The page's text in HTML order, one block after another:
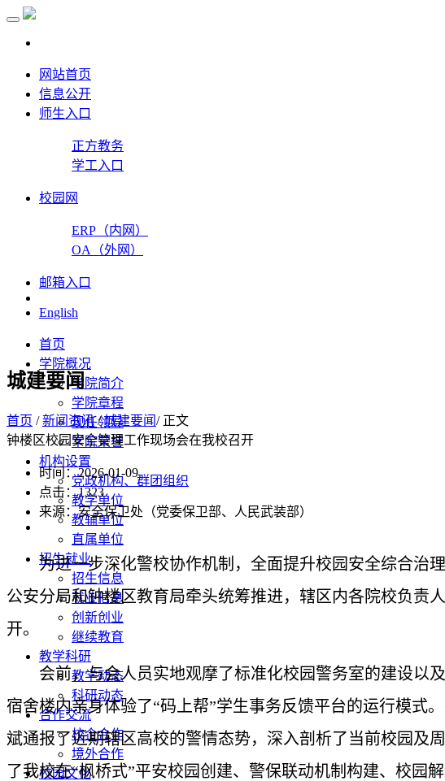
网站首页
信息公开
师生入口
正方教务
学工入口
校园网
ERP（内网）
OA（外网）
邮箱入口
English
首页
学院概况
学院简介
学院章程
现任领导
学院荣誉
机构设置
党政机构、群团组织
教学单位
教辅单位
直属单位
招生就业
招生信息
就业信息
创新创业
继续教育
教学科研
教学动态
科研动态
合作交流
校企合作
境外合作
校园文化
城建要闻
首页 /新闻资讯/城建要闻/ 正文
钟楼区校园安全管理工作现场会在我校召开
时间：2026-01-09
点击：1323
来源：安全保卫处（党委保卫部、人民武装部）
为进一步深化警校协作机制，全面提升校园安全综合治
公安分局和钟楼区教育局牵头统筹推进，辖区内各院校负责
开。
会前，与会人员实地观摩了标准化校园警务室的建设以
宿舍楼内亲身体验了“码上帮”学生事务反馈平台的运行模式
斌通报了近期辖区高校的警情态势，深入剖析了当前校园及
了我校在“枫桥式”平安校园创建、警保联动机制构建、校园